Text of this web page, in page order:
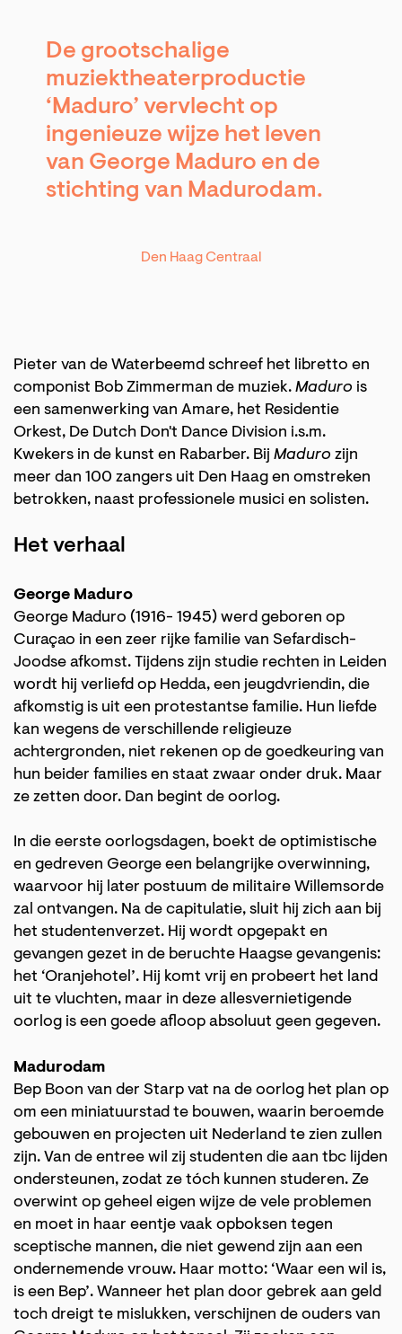
De grootschalige
muziektheaterproductie
‘Maduro’ vervlecht op
ingenieuze wijze het leven
van George Maduro en de
stichting van Madurodam.
Den Haag Centraal
Pieter van de Waterbeemd schreef het libretto en
componist Bob Zimmerman de muziek. Maduro is
een samenwerking van Amare, het Residentie
Orkest, De Dutch Don't Dance Division i.s.m.
Kwekers in de kunst en Rabarber. Bij Maduro zijn
meer dan 100 zangers uit Den Haag en omstreken
betrokken, naast professionele musici en solisten.
Het verhaal
George Maduro
George Maduro (1916- 1945) werd geboren op
Curaçao in een zeer rijke familie van Sefardisch-
Joodse afkomst. Tijdens zijn studie rechten in Leiden
wordt hij verliefd op Hedda, een jeugdvriendin, die
afkomstig is uit een protestantse familie. Hun liefde
kan wegens de verschillende religieuze
achtergronden, niet rekenen op de goedkeuring van
hun beider families en staat zwaar onder druk. Maar
ze zetten door. Dan begint de oorlog.
In die eerste oorlogsdagen, boekt de optimistische
en gedreven George een belangrijke overwinning,
waarvoor hij later postuum de militaire Willemsorde
zal ontvangen. Na de capitulatie, sluit hij zich aan bij
het studentenverzet. Hij wordt opgepakt en
gevangen gezet in de beruchte Haagse gevangenis:
het ‘Oranjehotel’. Hij komt vrij en probeert het land
uit te vluchten, maar in deze allesvernietigende
oorlog is een goede afloop absoluut geen gegeven.
Madurodam
Bep Boon van der Starp vat na de oorlog het plan op
om een miniatuurstad te bouwen, waarin beroemde
gebouwen en projecten uit Nederland te zien zullen
zijn. Van de entree wil zij studenten die aan tbc lijden
ondersteunen, zodat ze tóch kunnen studeren. Ze
overwint op geheel eigen wijze de vele problemen
en moet in haar eentje vaak opboksen tegen
sceptische mannen, die niet gewend zijn aan een
ondernemende vrouw. Haar motto: ‘Waar een wil is,
is een Bep’. Wanneer het plan door gebrek aan geld
toch dreigt te mislukken, verschijnen de ouders van